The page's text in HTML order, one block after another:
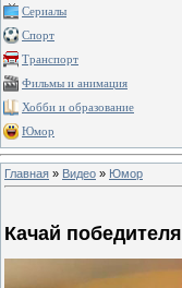
Сериалы
Спорт
Транспорт
Фильмы и анимация
Хобби и образование
Юмор
Главная » Видео » Юмор
Качай победителя